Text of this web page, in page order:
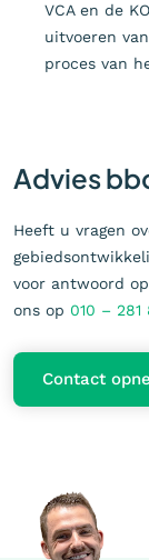
VCA en de
uitvoeren
proces van
Advies
Heeft u vragen
voor antwoord
ons op 010 – 281
Contact